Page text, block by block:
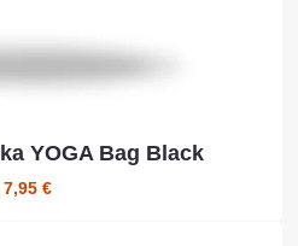
YOGA Bag Black
7,95 €